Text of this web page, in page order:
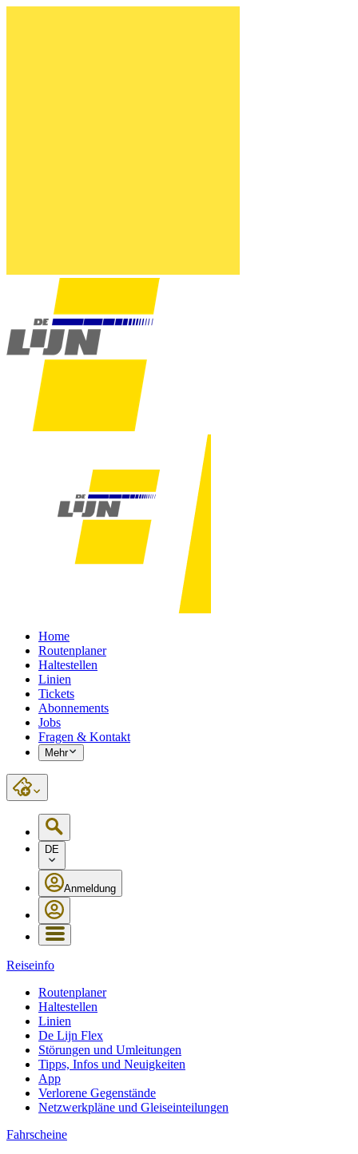
Home
Routenplaner
Haltestellen
Linien
Tickets
Abonnements
Jobs
Fragen & Kontakt
Mehr
DE
Anmeldung
Reiseinfo
Routenplaner
Haltestellen
Linien
De Lijn Flex
Störungen und Umleitungen
Tipps, Infos und Neuigkeiten
App
Verlorene Gegenstände
Netzwerkpläne und Gleiseinteilungen
Fahrscheine